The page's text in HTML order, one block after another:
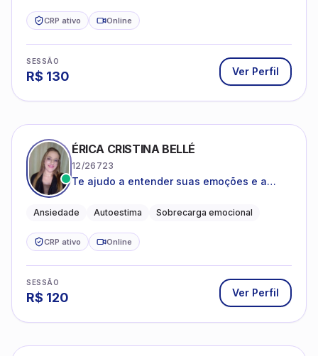
CRP ativo Online
SESSÃO
R$ 130 Ver Perfil
ÉRICA CRISTINA BELLÉ
12/26723
Te ajudo a entender suas emoções e a
que você está vivendo
Ansiedade Autoestima Sobrecarga emocional
CRP ativo Online
SESSÃO
R$ 120 Ver Perfil